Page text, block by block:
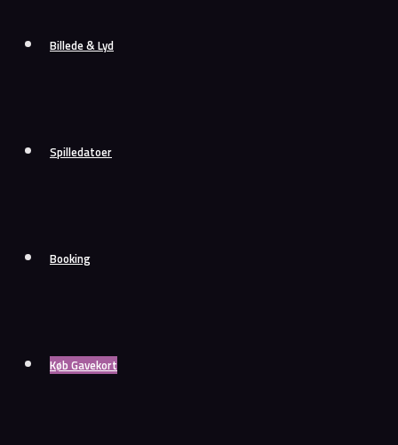
Billede & Lyd
Spilledatoer
Booking
Køb Gavekort